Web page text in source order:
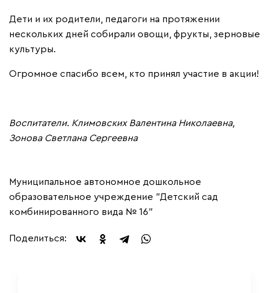
Дети и их родители, педагоги на протяжении
нескольких дней собирали овощи, фрукты, зерновые
культуры.
Огромное спасибо всем, кто принял участие в акции!
Воспитатели. Климовских Валентина Николаевна,
Зонова Светлана Сергеевна
Муниципальное автономное дошкольное
образовательное учреждение "Детский сад
комбинированного вида № 16"
Поделиться: